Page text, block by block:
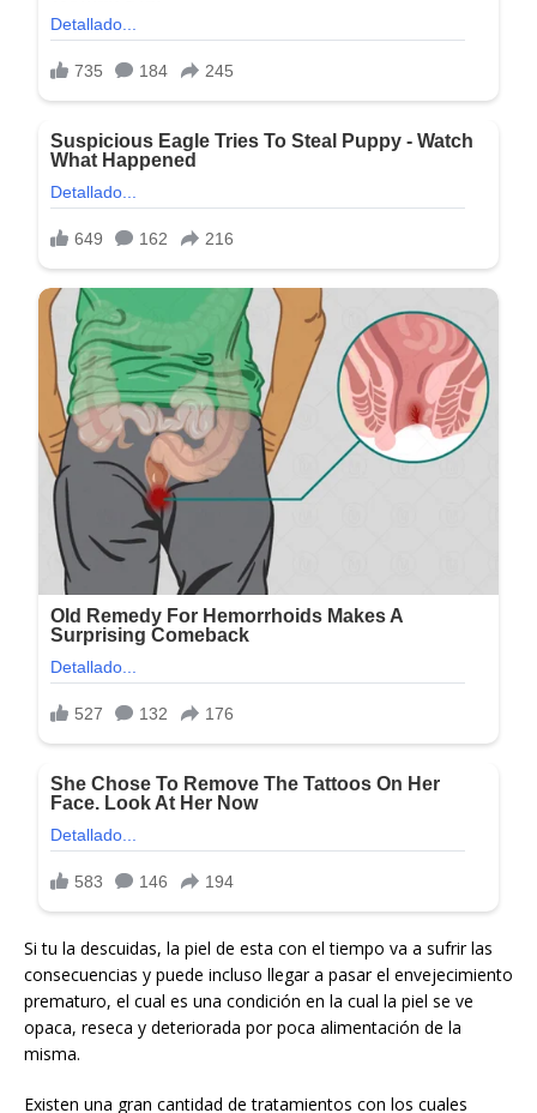
Si tu la descuidas, la piel de esta con el tiempo va a sufrir las
consecuencias y puede incluso llegar a pasar el envejecimiento
prematuro, el cual es una condición en la cual la piel se ve
opaca, reseca y deteriorada por poca alimentación de la
misma.
Existen una gran cantidad de tratamientos con los cuales